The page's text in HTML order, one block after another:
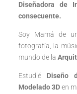
Diseñadora de
consecuente.
Soy Mamá de
fotografía, la
mundo de la
Estudié Diseño
Modelado 3Den